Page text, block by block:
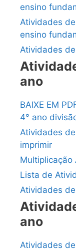
ensino
Atividades
ensino
Atividades
ano
BAIXE EM
4° ano
Atividades
imprimir
Multiplicação
Lista de
Atividades
ano
Atividades